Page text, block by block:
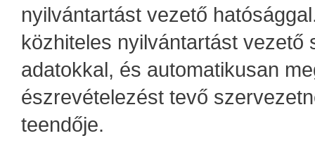
nyilvántartást vezető
közhiteles nyilvántartást
adatokkal, és automatikusan
észrevételezést tevő
teendője.